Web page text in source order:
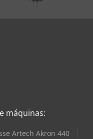
máquinas:
Artech Akron 440